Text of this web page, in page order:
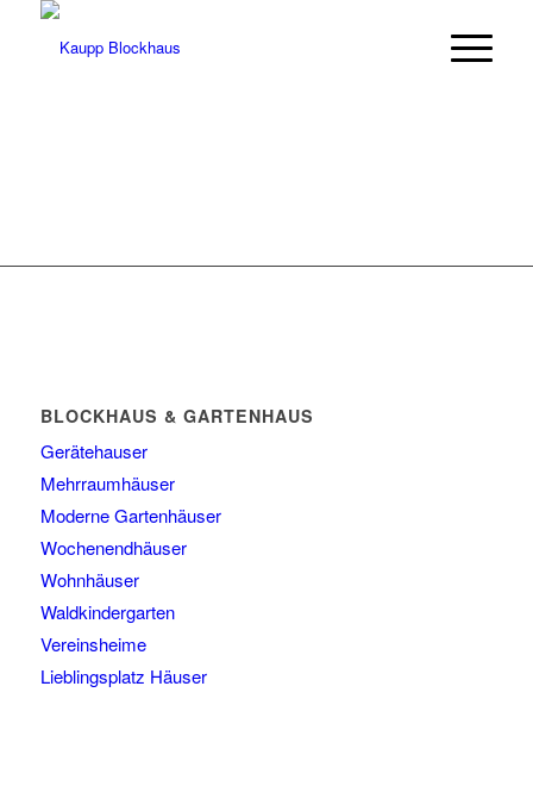
BLOCKHAUS & GARTENHAUS
Gerätehauser
Mehrraumhäuser
Moderne Gartenhäuser
Wochenendhäuser
Wohnhäuser
Waldkindergarten
Vereinsheime
Lieblingsplatz Häuser